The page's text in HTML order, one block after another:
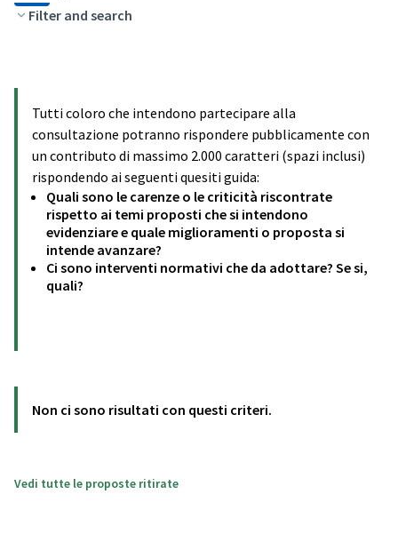
Filter and search
Tutti coloro che intendono partecipare alla
consultazione potranno rispondere pubblicamente con
un contributo di massimo 2.000 caratteri (spazi inclusi)
rispondendo ai seguenti quesiti guida:
Quali sono le carenze o le criticità riscontrate
rispetto ai temi proposti che si intendono
evidenziare e quale miglioramenti o proposta si
intende avanzare?
Ci sono interventi normativi che da adottare? Se si,
quali?
Non ci sono risultati con questi criteri.
Vedi tutte le proposte ritirate